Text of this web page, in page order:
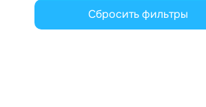
Сбросить фильтры